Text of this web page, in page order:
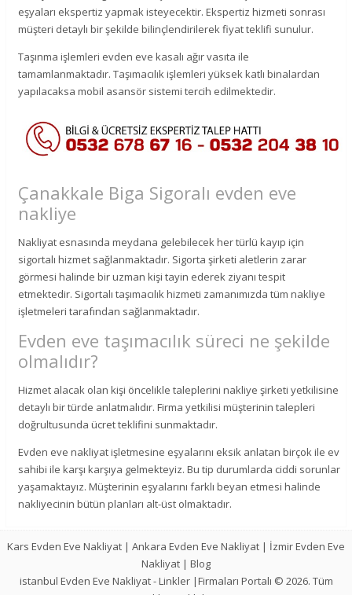
eşyaları ekspertiz yapmak isteyecektir. Ekspertiz hizmeti sonrası
müşteri detaylı bir şekilde bilinçlendirilerek fiyat teklifi sunulur.
Taşınma işlemleri evden eve kasalı ağır vasıta ile
tamamlanmaktadır. Taşımacılık işlemleri yüksek katlı binalardan
yapılacaksa mobil asansör sistemi tercih edilmektedir.
Çanakkale Biga Sigoralı evden eve
nakliye
Nakliyat esnasında meydana gelebilecek her türlü kayıp için
sigortalı hizmet sağlanmaktadır. Sigorta şirketi aletlerin zarar
görmesi halinde bir uzman kişi tayin ederek ziyanı tespit
etmektedir. Sigortalı taşımacılık hizmeti zamanımızda tüm nakliye
işletmeleri tarafından sağlanmaktadır.
Evden eve taşımacılık süreci ne şekilde
olmalıdır?
Hizmet alacak olan kişi öncelikle taleplerini nakliye şirketi yetkilisine
detaylı bir türde anlatmalıdır. Firma yetkilisi müşterinin talepleri
doğrultusunda ücret teklifini sunmaktadır.
Evden eve nakliyat işletmesine eşyalarını eksik anlatan birçok ile ev
sahibi ile karşı karşıya gelmekteyiz. Bu tip durumlarda ciddi sorunlar
yaşamaktayız. Müşterinin eşyalarını farklı beyan etmesi halinde
nakliyecinin bütün planları alt-üst olmaktadır.
Kars Evden Eve Nakliyat | Ankara Evden Eve Nakliyat | İzmir Evden Eve
Nakliyat | Blog
istanbul Evden Eve Nakliyat-Linkler|Firmaları Portalı © 2026. Tüm